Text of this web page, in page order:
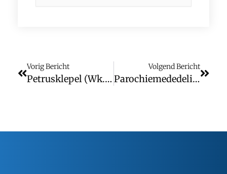
Vorig Bericht
Petrusklepel (wk. 13)
Volgend Bericht
Parochiemededelingen (wk. 14)